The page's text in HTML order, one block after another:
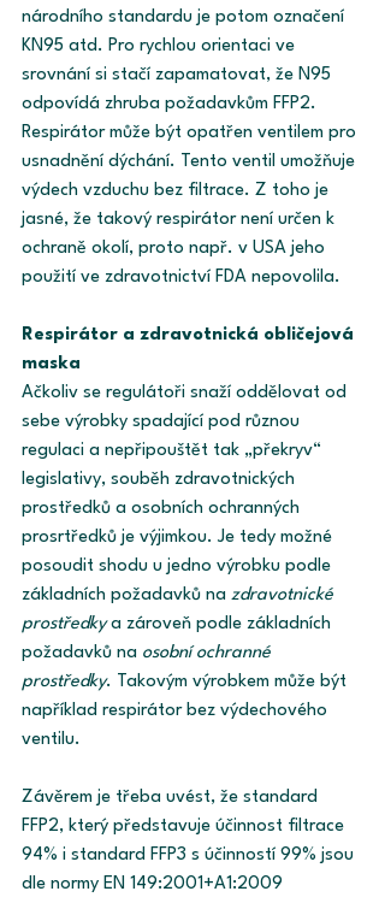
národního standardu je potom označení
KN95 atd. Pro rychlou orientaci ve
srovnání si stačí zapamatovat, že N95
odpovídá zhruba požadavkům FFP2.
Respirátor může být opatřen ventilem pro
usnadnění dýchání. Tento ventil umožňuje
výdech vzduchu bez filtrace. Z toho je
jasné, že takový respirátor není určen k
ochraně okolí, proto např. v USA jeho
použití ve zdravotnictví FDA nepovolila.
Respirátor a zdravotnická obličejová
maska
Ačkoliv se regulátoři snaží oddělovat od
sebe výrobky spadající pod různou
regulaci a nepřipouštět tak „překryv“
legislativy, souběh zdravotnických
prostředků a osobních ochranných
prosrtředků je výjimkou. Je tedy možné
posoudit shodu u jedno výrobku podle
základních požadavků na zdravotnické
prostředky a zároveň podle základních
požadavků na osobní ochranné
prostředky. Takovým výrobkem může být
například respirátor bez výdechového
ventilu.
Závěrem je třeba uvést, že standard
FFP2, který představuje účinnost filtrace
94% i standard FFP3 s účinností 99% jsou
dle normy EN 149:2001+A1:2009